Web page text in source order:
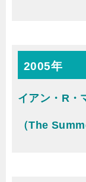
2005年
イアン・R・
（The